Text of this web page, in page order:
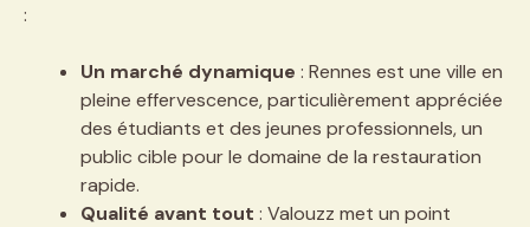
:
Un marché dynamique : Rennes est une ville en
pleine effervescence, particulièrement appréciée
des étudiants et des jeunes professionnels, un
public cible pour le domaine de la restauration
rapide.
Qualité avant tout : Valouzz met un point